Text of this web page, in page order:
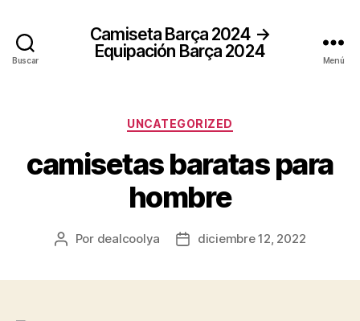
Buscar
Camiseta Barça 2024 →
Equipación Barça 2024
Menú
Categorías
UNCATEGORIZED
camisetas baratas para
hombre
Autor
Por dealcoolya
Fechadiciembre 12, 2022